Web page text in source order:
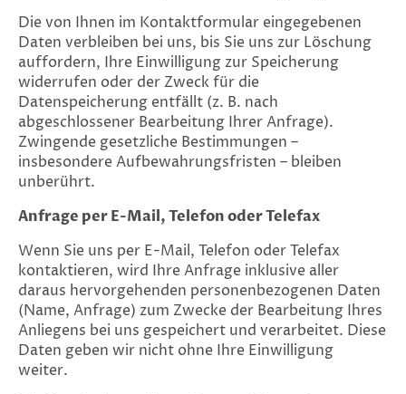
Die von Ihnen im Kontaktformular eingegebenen
Daten verbleiben bei uns, bis Sie uns zur Löschung
auffordern, Ihre Einwilligung zur Speicherung
widerrufen oder der Zweck für die
Datenspeicherung entfällt (z. B. nach
abgeschlossener Bearbeitung Ihrer Anfrage).
Zwingende gesetzliche Bestimmungen –
insbesondere Aufbewahrungsfristen – bleiben
unberührt.
Anfrage per E-Mail, Telefon oder Telefax
Wenn Sie uns per E-Mail, Telefon oder Telefax
kontaktieren, wird Ihre Anfrage inklusive aller
daraus hervorgehenden personenbezogenen Daten
(Name, Anfrage) zum Zwecke der Bearbeitung Ihres
Anliegens bei uns gespeichert und verarbeitet. Diese
Daten geben wir nicht ohne Ihre Einwilligung
weiter.